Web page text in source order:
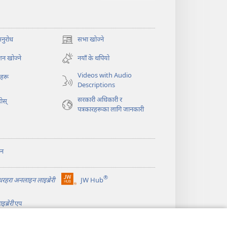
सभा खोज्ने
(ब्राउजरको
अर्को
ट्याबमा
पृष्ठ
खोज्ने नयाँ के थपियो
Videos with Audio
Descriptions
सरकारी अधिकारी र
पत्रकारहरूका लागि जानकारी
अनलाइन लाइब्रेरी JW Hub®
(ब्राउजरको
एप